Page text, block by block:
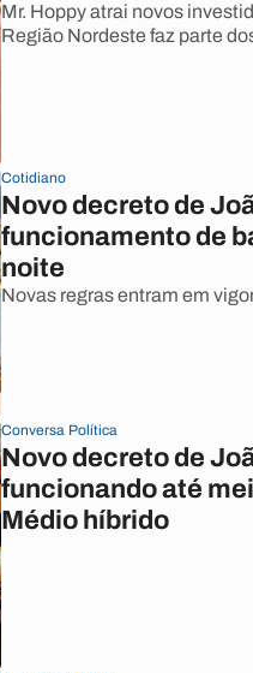
Mr. Hoppy atrai novos
Região Nordeste faz parte
Cotidiano
Novo decreto de
funcionamento de
noite
Novas regras entram em
Conversa Política
Novo decreto de
funcionando até
Médio híbrido